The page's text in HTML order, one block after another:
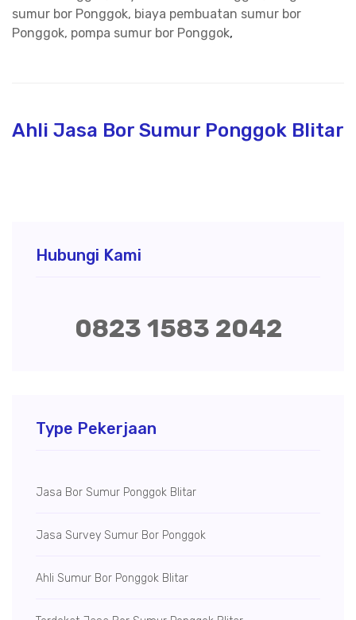
sumur bor Ponggok, biaya pembuatan sumur bor
Ponggok, pompa sumur bor Ponggok,
Ahli Jasa Bor Sumur Ponggok Blitar
Hubungi Kami
0823 1583 2042
Type Pekerjaan
Jasa Bor Sumur Ponggok Blitar
Jasa Survey Sumur Bor Ponggok
Ahli Sumur Bor Ponggok Blitar